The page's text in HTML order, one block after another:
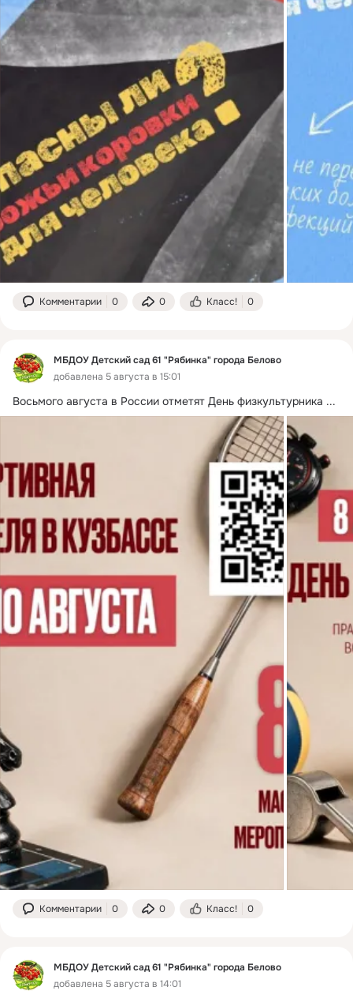
Комментарии 0 0 Класс! 0
МБДОУ Детский сад 61 "Рябинка" города Белово
добавлена 5 августа в 15:01
Восьмого августа в России отметят День физкультурника ...
Комментарии 0 0 Класс! 0
МБДОУ Детский сад 61 "Рябинка" города Белово
добавлена 5 августа в 14:01